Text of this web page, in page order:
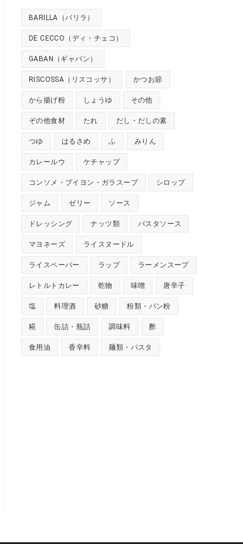
BARILLA（バリラ）
DE CECCO（ディ・チェコ）
GABAN（ギャバン）
RISCOSSA（リスコッサ） かつお節
から揚げ粉 しょうゆ その他
ぞの他食材 たれ だし・だしの素
つゆ はるさめ ふ みりん
カレールウ ケチャップ
コンソメ・ブイヨン・ガラスープ シロップ
ジャム ゼリー ソース
ドレッシング ナッツ類 パスタソース
マヨネーズ ライスヌードル
ライスペーパー ラップ ラーメンスープ
レトルトカレー 乾物 味噌 唐辛子
塩 料理酒 砂糖 粉類・パン粉
糀 缶詰・瓶詰 調味料 酢
食用油 香辛料 麺類・パスタ